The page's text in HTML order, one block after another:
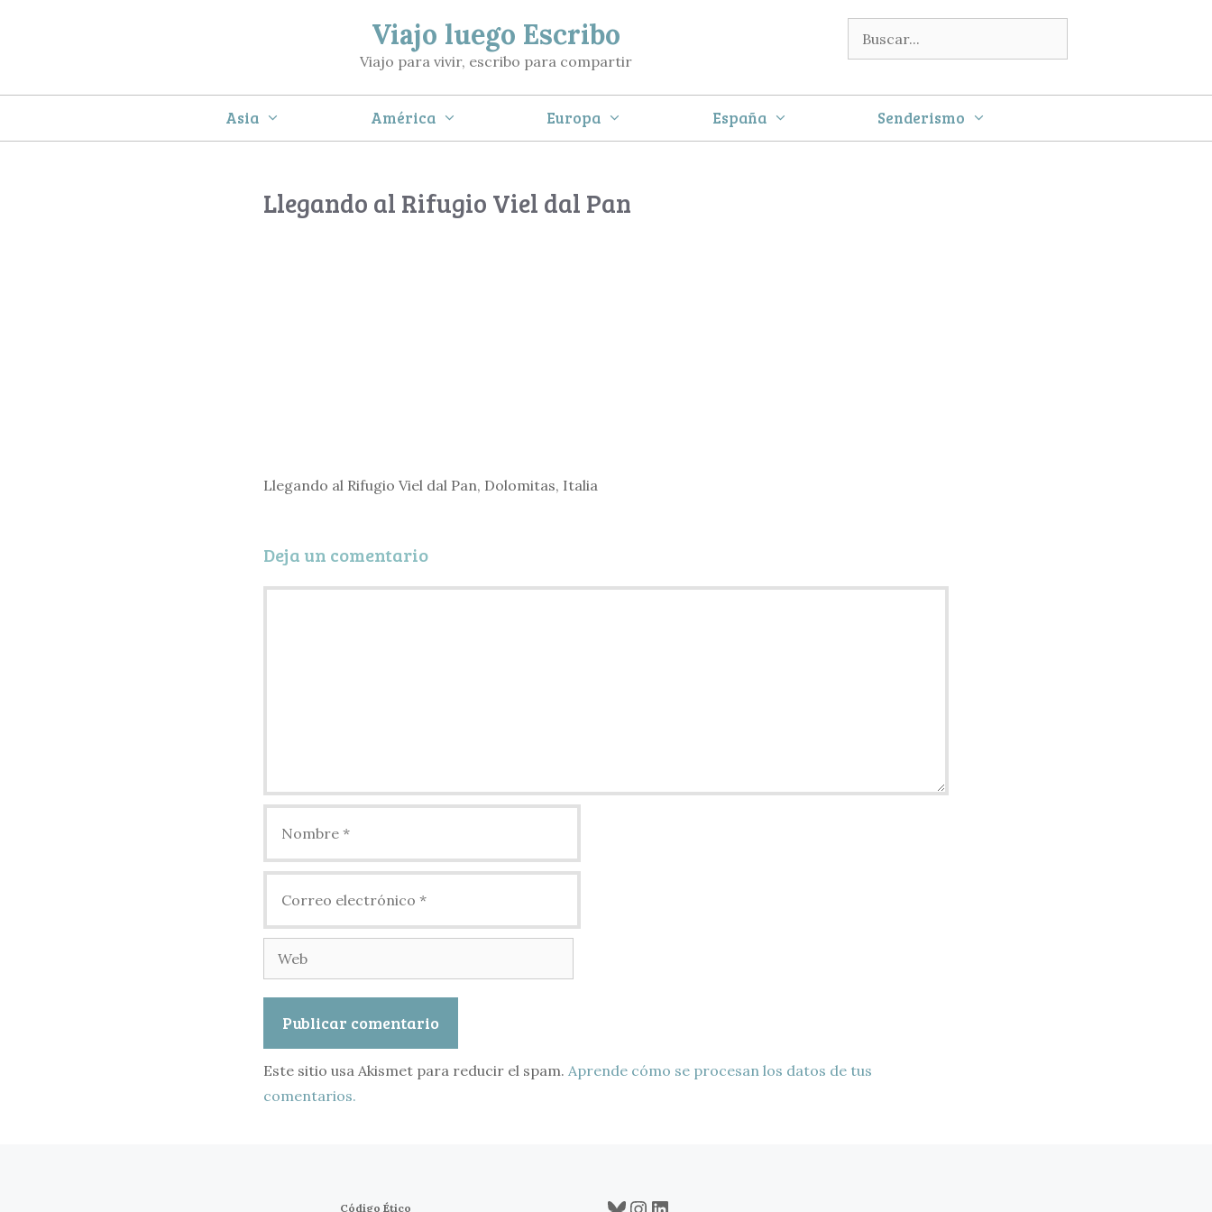
Buscar:
Viajo luego Escribo
Viajo para vivir, escribo para compartir
Asia América Europa España Senderismo
Llegando al Rifugio Viel dal Pan
Llegando al Rifugio Viel dal Pan, Dolomitas, Italia
Deja un comentario
electrónico
Web
Este sitio usa Akismet para reducir el spam. Aprende cómo se procesan los datos de tus
comentarios.
Código Ético